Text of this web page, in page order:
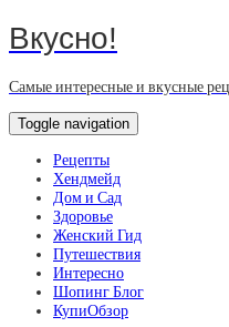
Вкусно!
Самые интересные и вкусные
Toggle navigation
Рецепты
Хендмейд
Дом и Сад
Здоровье
Женский Гид
Путешествия
Интересно
Шопинг Блог
КупиОбзор